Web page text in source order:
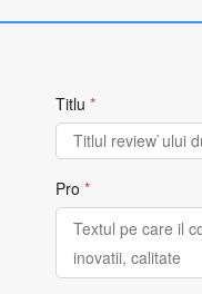
Titlu *
Pro *